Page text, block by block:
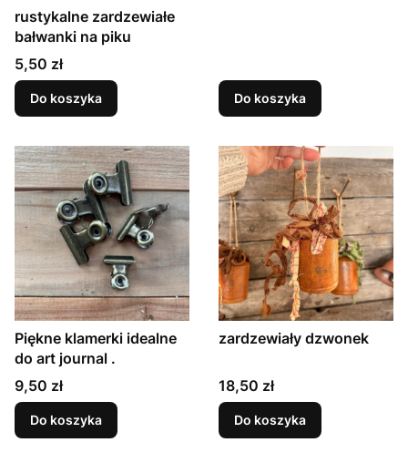
rustykalne zardzewiałe
bałwanki na piku
Cena
5,50 zł
Do koszyka Do koszyka
Piękne klamerki idealne
do art journal .
Cena
9,50 zł
Do koszyka
zardzewiały dzwonek
Cena
18,50 zł
Do koszyka